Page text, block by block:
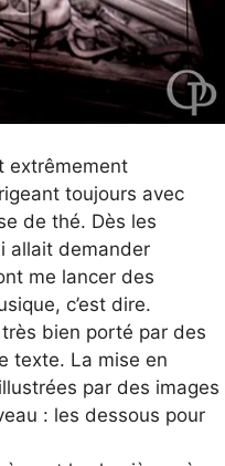
extrêmement
toujours avec
de thé. Dès les
allait demander
me lancer des
c’est dire.
bien porté par des
texte. La mise en
par des images
: les dessous pour